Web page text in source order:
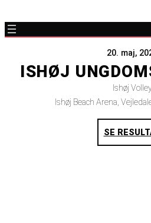
20. maj,
ISHØJ
Ishøj
Ishøj Beach Arena,
SE